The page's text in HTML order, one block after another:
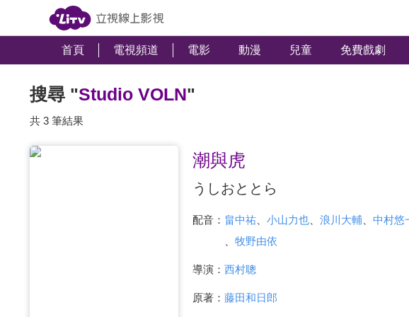
首頁 電視頻道 電影 動漫 兒童 免費戲劇
搜尋 "Studio VOLN"
共 3 筆結果
潮與虎
うしおととら
配音： 畠中祐、 小山力也、 浪川大輔、 中村悠
牧野由依
導演： 西村聰
原著： 藤田和日郎